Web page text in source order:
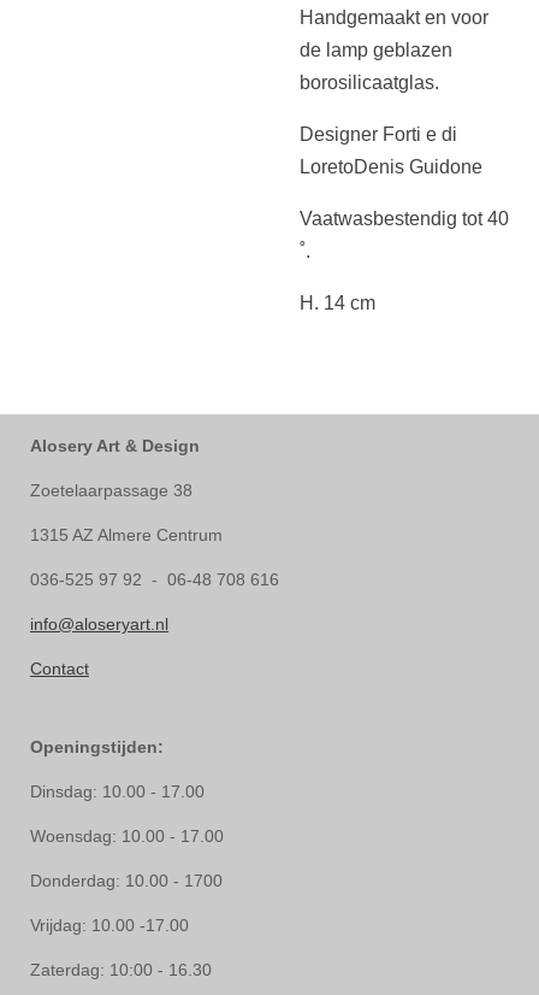
Handgemaakt en voor
de lamp geblazen
borosilicaatglas.
Designer Forti e di
LoretoDenis Guidone
Vaatwasbestendig tot 40
˚.
H. 14 cm
Alosery Art & Design
Zoetelaarpassage 38
1315 AZ Almere Centrum
036-525 97 92 - 06-48 708 616
info@aloseryart.nl
Contact
Openingstijden:
Dinsdag: 10.00 - 17.00
Woensdag: 10.00 - 17.00
Donderdag: 10.00 - 1700
Vrijdag: 10.00 -17.00
Zaterdag: 10:00 - 16.30